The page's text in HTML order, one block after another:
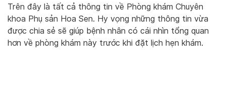
Trên đây là tất cả thông tin về Phòng khám Chuyên
khoa Phụ sản Hoa Sen. Hy vọng những thông tin vừa
được chia sẻ sẽ giúp bệnh nhân có cái nhìn tổng quan
hơn về phòng khám này trước khi đặt lịch hẹn khám.